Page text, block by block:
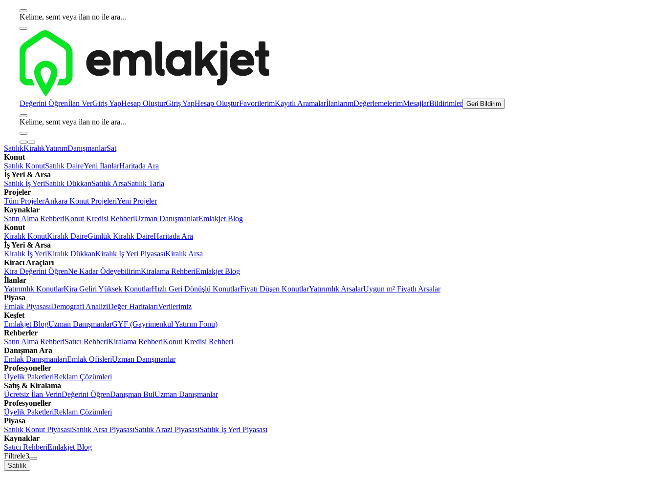
Kelime, semt veya ilan no ile ara...
Değerini Öğrenİlan VerGiriş YapHesap OluşturGiriş YapHesap OluşturFavorilerimKayıtlı AramalarİlanlarımDeğerlemelerimMesajlarBildirimler Geri Bildirim
Kelime, semt veya ilan no ile ara...
SatılıkKiralıkYatırımDanışmanlarSat
Konut
Satılık KonutSatılık DaireYeni İlanlarHaritada Ara
İş Yeri & Arsa
Satılık İş YeriSatılık DükkanSatılık ArsaSatılık Tarla
Projeler
Tüm ProjelerAnkara Konut ProjeleriYeni Projeler
Kaynaklar
Satın Alma RehberiKonut Kredisi RehberiUzman DanışmanlarEmlakjet Blog
Konut
Kiralık KonutKiralık DaireGünlük Kiralık DaireHaritada Ara
İş Yeri & Arsa
Kiralık İş YeriKiralık DükkanKiralık İş Yeri PiyasasıKiralık Arsa
Kiracı Araçları
Kira Değerini ÖğrenNe Kadar ÖdeyebilirimKiralama RehberiEmlakjet Blog
İlanlar
Yatırımlık KonutlarKira Geliri Yüksek KonutlarHızlı Geri Dönüşlü KonutlarFiyatı Düşen KonutlarYatırımlık ArsalarUygun m² Fiyatlı Arsalar
Piyasa
Emlak PiyasasıDemografi AnaliziDeğer HaritalarıVerilerimiz
Keşfet
Emlakjet BlogUzman DanışmanlarGYF (Gayrimenkul Yatırım Fonu)
Rehberler
Satın Alma RehberiSatıcı RehberiKiralama RehberiKonut Kredisi Rehberi
Danışman Ara
Emlak DanışmanlarıEmlak OfisleriUzman Danışmanlar
Profesyoneller
Üyelik PaketleriReklam Çözümleri
Satış & Kiralama
Ücretsiz İlan VerinDeğerini ÖğrenDanışman BulUzman Danışmanlar
Profesyoneller
Üyelik PaketleriReklam Çözümleri
Piyasa
Satılık Konut PiyasasıSatılık Arsa PiyasasıSatılık Arazi PiyasasıSatılık İş Yeri Piyasası
Kaynaklar
Satıcı RehberiEmlakjet Blog
Filtrele3
Satılık